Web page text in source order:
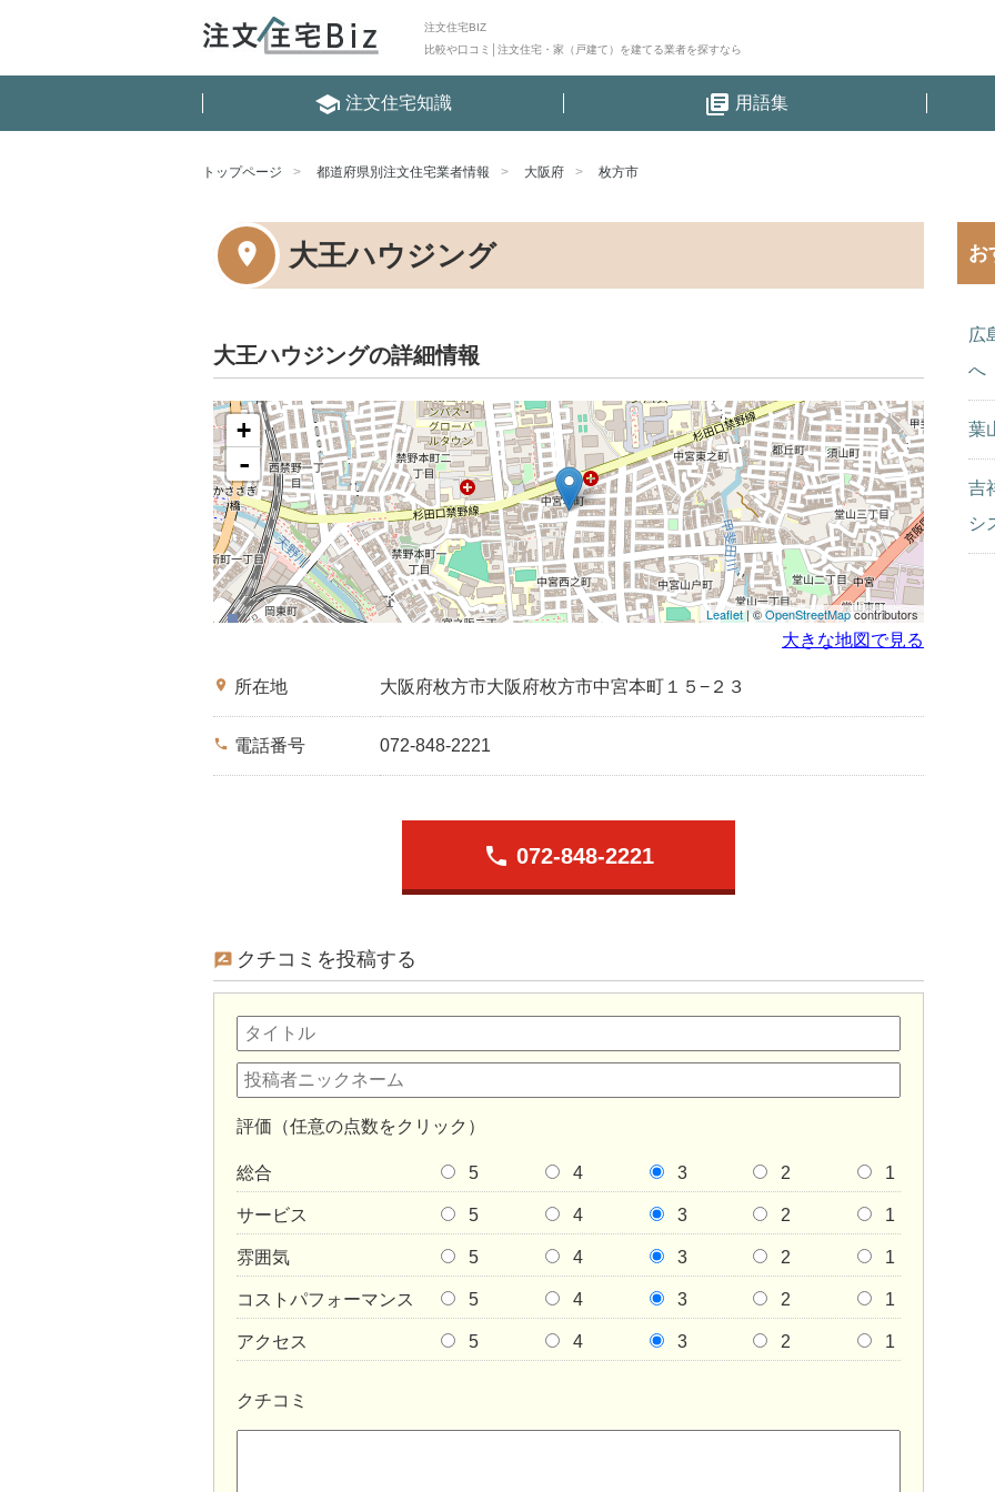
注文住宅BIZ
比較や口コミ│注文住宅・家（戸建て）を建てる業者を探すなら
school 注文住宅知識 library_books 用語集
トップページ 都道府県別注文住宅業者情報 大阪府 枚方市
大王ハウジング
大王ハウジングの詳細情報
+
-
Leaflet| ©OpenStreetMapcontributors
大きな地図で見る
place 所在地 大阪府枚方市大阪府枚方市中宮本町１５−２３
phone 電話番号 072-848-2221
phone 072-848-2221
クチコミを投稿する
評価（任意の点数をクリック）
総合 5 4 3 2 1
サービス 5 4 3 2 1
雰囲気 5 4 3 2 1
コストパフォーマンス 5 4 3 2 1
アクセス 5 4 3 2 1
クチコミ
お
広
へ
葉
吉
シ